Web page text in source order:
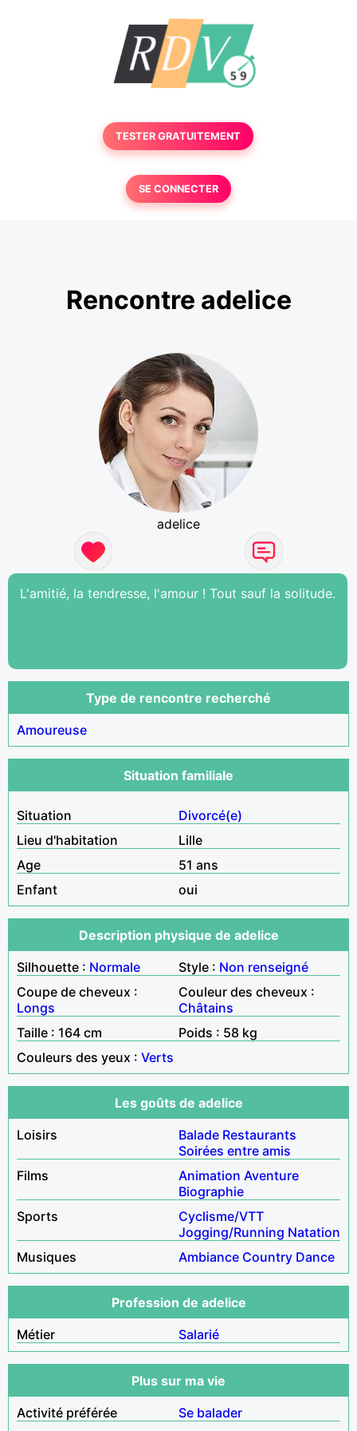
TESTER GRATUITEMENT
SE CONNECTER
Rencontre adelice
adelice
L'amitié, la tendresse, l'amour ! Tout sauf la solitude.
Type de rencontre recherché
Amoureuse
Situation familiale
Situation
Divorcé(e)
Lieu d'habitation
Lille
Age
51 ans
Enfant
oui
Description physique de adelice
Silhouette : Normale Style : Non renseigné
Coupe de cheveux :
Longs
Couleur des cheveux :
Châtains
Taille : 164 cm
Poids : 58 kg
Couleurs des yeux : Verts
Les goûts de adelice
Loisirs
Balade Restaurants
Soirées entre amis
Films
Animation Aventure
Biographie
Sports
Cyclisme/VTT
Jogging/Running Natation
Musiques
Ambiance Country Dance
Profession de adelice
Métier
Salarié
Plus sur ma vie
Activité préférée
Se balader